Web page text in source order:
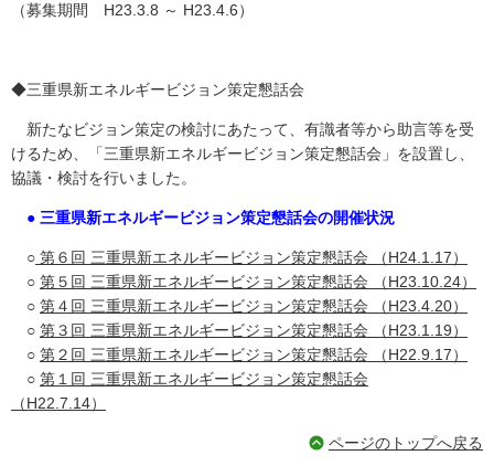
（募集期間 H23.3.8 ～ H23.4.6）
◆三重県新エネルギービジョン策定懇話会
新たなビジョン策定の検討にあたって、有識者等から助言等を受
けるため、「三重県新エネルギービジョン策定懇話会」を設置し、
協議・検討を行いました。
● 三重県新エネルギービジョン策定懇話会の開催状況
○ 第６回 三重県新エネルギービジョン策定懇話会 （H24.1.17）
○ 第５回 三重県新エネルギービジョン策定懇話会 （H23.10.24）
○ 第４回 三重県新エネルギービジョン策定懇話会 （H23.4.20）
○ 第３回 三重県新エネルギービジョン策定懇話会 （H23.1.19）
○ 第２回 三重県新エネルギービジョン策定懇話会 （H22.9.17）
○ 第１回 三重県新エネルギービジョン策定懇話会
（H22.7.14）
ページのトップへ戻る